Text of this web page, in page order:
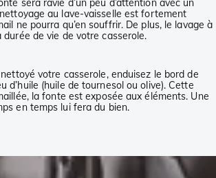
sera ravie d’un peu d’attention avec un
au lave-vaisselle est fortement
ne pourra qu’en souffrir. De plus, le lavage à
durée de vie de votre casserole.
votre casserole, enduisez le bord de
d’huile (huile de tournesol ou olive). Cette
la fonte est exposée aux éléments. Une
en temps lui fera du bien.